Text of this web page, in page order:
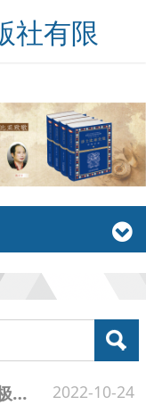
社有限公
出版社党支部全体党员和入党积极分子参观中国国家版本馆杭州分馆 2022-10-24